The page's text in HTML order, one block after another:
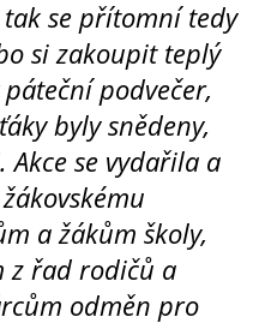
se přítomní tedy
si zakoupit teplý
podvečer,
byly snědeny,
se vydařila a
a žákům školy,
z řad rodičů a
odměn pro